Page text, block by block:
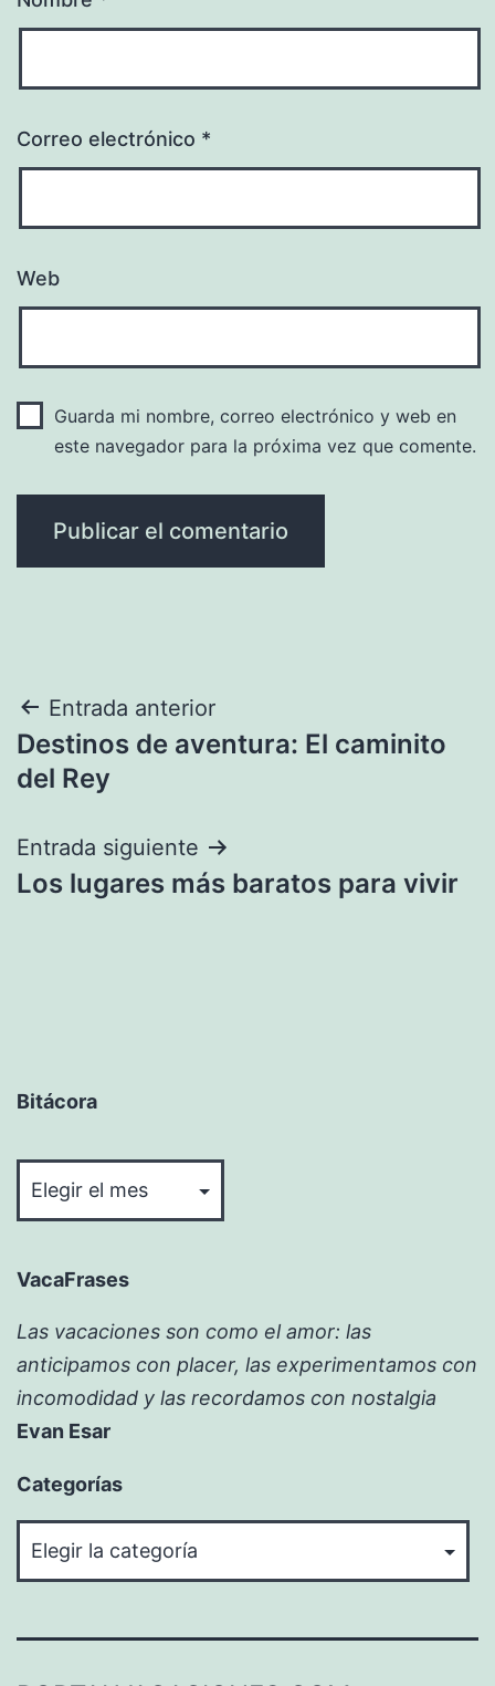
Correo electrónico *
Web
Guarda mi nombre, correo electrónico y web en
este navegador para la próxima vez que comente.
Navegación
de
Entrada anterior
Destinos de aventura: El caminito
del Rey
Entrada siguiente
Los lugares más baratos para vivir
Bitácora
VacaFrases
Las vacaciones son como el amor: las
anticipamos con placer, las experimentamos con
incomodidad y las recordamos con nostalgia
Evan Esar
Categorías